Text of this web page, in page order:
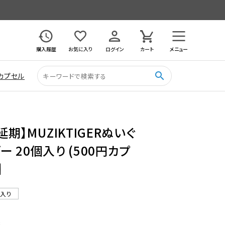
購入履歴
お気に入り ログイン カート メニュー
プセル search
期】MUZIKTIGERぬいぐ
ー 20個入り (500円カプ
り